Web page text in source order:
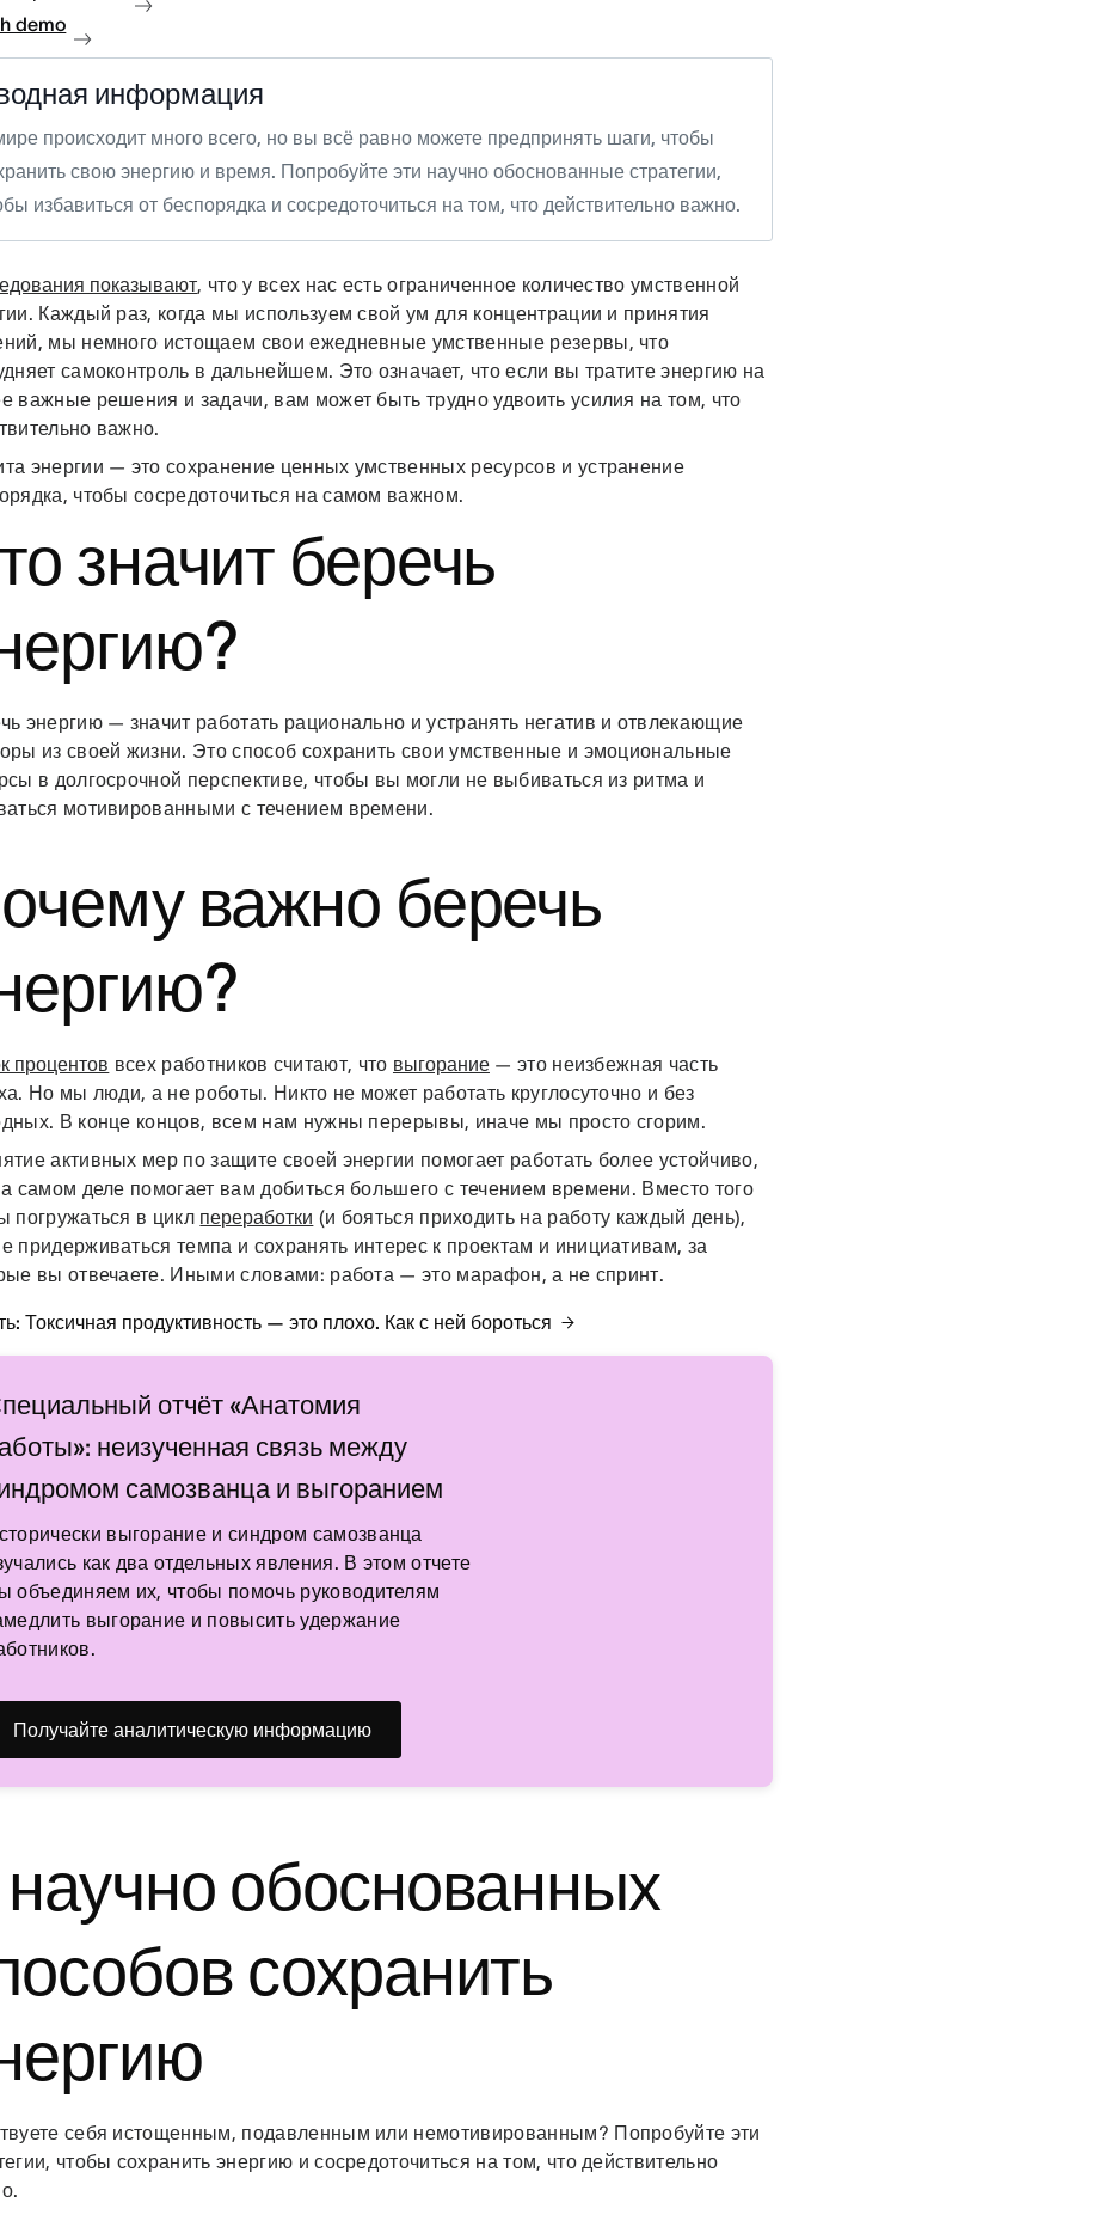
demo
информация
происходит много всего, но вы всё равно можете предпринять шаги, чтобы
свою энергию и время. Попробуйте эти научно обоснованные стратегии,
избавиться от беспорядка и сосредоточиться на том, что действительно важно.
показывают, что у всех нас есть ограниченное количество умственной
Каждый раз, когда мы используем свой ум для концентрации и принятия
мы немного истощаем свои ежедневные умственные резервы, что
самоконтроль в дальнейшем. Это означает, что если вы тратите энергию на
важные решения и задачи, вам может быть трудно удвоить усилия на том, что
важно.
энергии — это сохранение ценных умственных ресурсов и устранение
чтобы сосредоточиться на самом важном.
значит беречь
энергию — значит работать рационально и устранять негатив и отвлекающие
из своей жизни. Это способ сохранить свои умственные и эмоциональные
в долгосрочной перспективе, чтобы вы могли не выбиваться из ритма и
мотивированными с течением времени.
важно беречь
процентов всех работников считают, что выгорание— это неизбежная часть
Но мы люди, а не роботы. Никто не может работать круглосуточно и без
В конце концов, всем нам нужны перерывы, иначе мы просто сгорим.
активных мер по защите своей энергии помогает работать более устойчиво,
самом деле помогает вам добиться большего с течением времени. Вместо того
погружаться в цикл переработки (и бояться приходить на работу каждый день),
придерживаться темпа и сохранять интерес к проектам и инициативам, за
вы отвечаете. Иными словами: работа — это марафон, а не спринт.
Токсичная продуктивность — это плохо. Как с ней бороться
отчёт «Анатомия
неизученная связь между
самозванца и выгоранием
выгорание и синдром самозванца
как два отдельных явления. В этом отчете
объединяем их, чтобы помочь руководителям
выгорание и повысить удержание
Получайте аналитическую информацию
обоснованных
сохранить
себя истощенным, подавленным или немотивированным? Попробуйте эти
чтобы сохранить энергию и сосредоточиться на том, что действительно